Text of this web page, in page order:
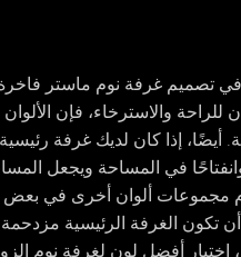
تصميم غرفة نوم ماستر فاخرة
والاسترخاء، فإن الألوان
أيضًا، إذا كان لديك غرفة
وانفتاحًا في المساحة ويجعل
مجموعات ألوان أخرى في بعض
الغرفة الرئيسية مزدحمة
اختيار أفضل لون لغرفة نوم